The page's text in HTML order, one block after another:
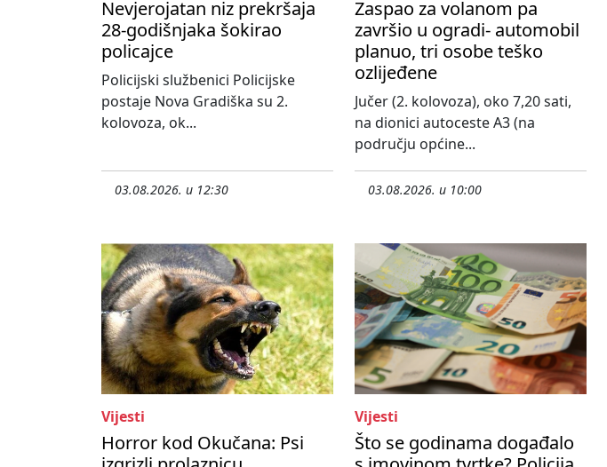
Nevjerojatan niz prekršaja
28-godišnjaka šokirao
policajce
Policijski službenici Policijske
postaje Nova Gradiška su 2.
kolovoza, ok...
03.08.2026. u 12:30
Zaspao za volanom pa
završio u ogradi- automobil
planuo, tri osobe teško
ozlijeđene
Jučer (2. kolovoza), oko 7,20 sati,
na dionici autoceste A3 (na
području općine...
03.08.2026. u 10:00
Vijesti
Horror kod Okučana: Psi
Vijesti
Što se godinama događalo